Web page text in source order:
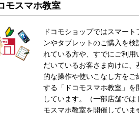
モスマホ教室
ドコモショップではスマート
ンやタブレットのご購入を検
れている方や、すでにご利用
だいているお客さま向けに、
的な操作や使いこなし方をご
する「ドコモスマホ教室」を
しています。（一部店舗では
モスマホ教室を開催していま